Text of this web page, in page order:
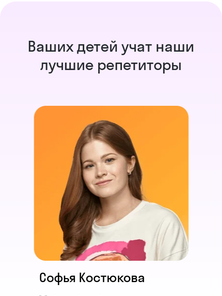
Ваших детей учат наши
лучшие репетиторы
Софья Костюкова